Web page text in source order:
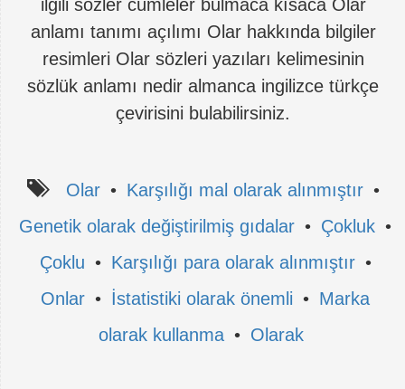
ilgili sözler cümleler bulmaca kısaca Olar
anlamı tanımı açılımı Olar hakkında bilgiler
resimleri Olar sözleri yazıları kelimesinin
sözlük anlamı nedir almanca ingilizce türkçe
çevirisini bulabilirsiniz.
Olar • Karşılığı mal olarak alınmıştır •
Genetik olarak değiştirilmiş gıdalar • Çokluk •
Çoklu • Karşılığı para olarak alınmıştır •
Onlar • İstatistiki olarak önemli • Marka
olarak kullanma • Olarak